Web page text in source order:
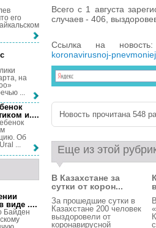
Всего с 1 августа
случаев - 406,
Ссылка на
koronavirusnoj-
Новость прочитана 548
Еще из этой
В Казахстане за
сутки от корон...
За прошедшие сутки в
Казахстане 200 человек
выздоровели от
коронавирусной
его
на
...
и....
Об
...
виде ....
Байден